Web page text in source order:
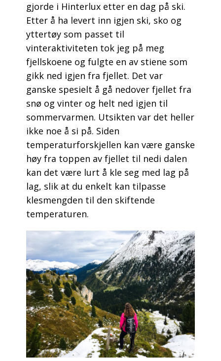
gjorde i Hinterlux etter en dag på ski.
Etter å ha levert inn igjen ski, sko og
yttertøy som passet til
vinteraktiviteten tok jeg på meg
fjellskoene og fulgte en av stiene som
gikk ned igjen fra fjellet. Det var
ganske spesielt å gå nedover fjellet fra
snø og vinter og helt ned igjen til
sommervarmen. Utsikten var det heller
ikke noe å si på. Siden
temperaturforskjellen kan være ganske
høy fra toppen av fjellet til nedi dalen
kan det være lurt å kle seg med lag på
lag, slik at du enkelt kan tilpasse
klesmengden til den skiftende
temperaturen.